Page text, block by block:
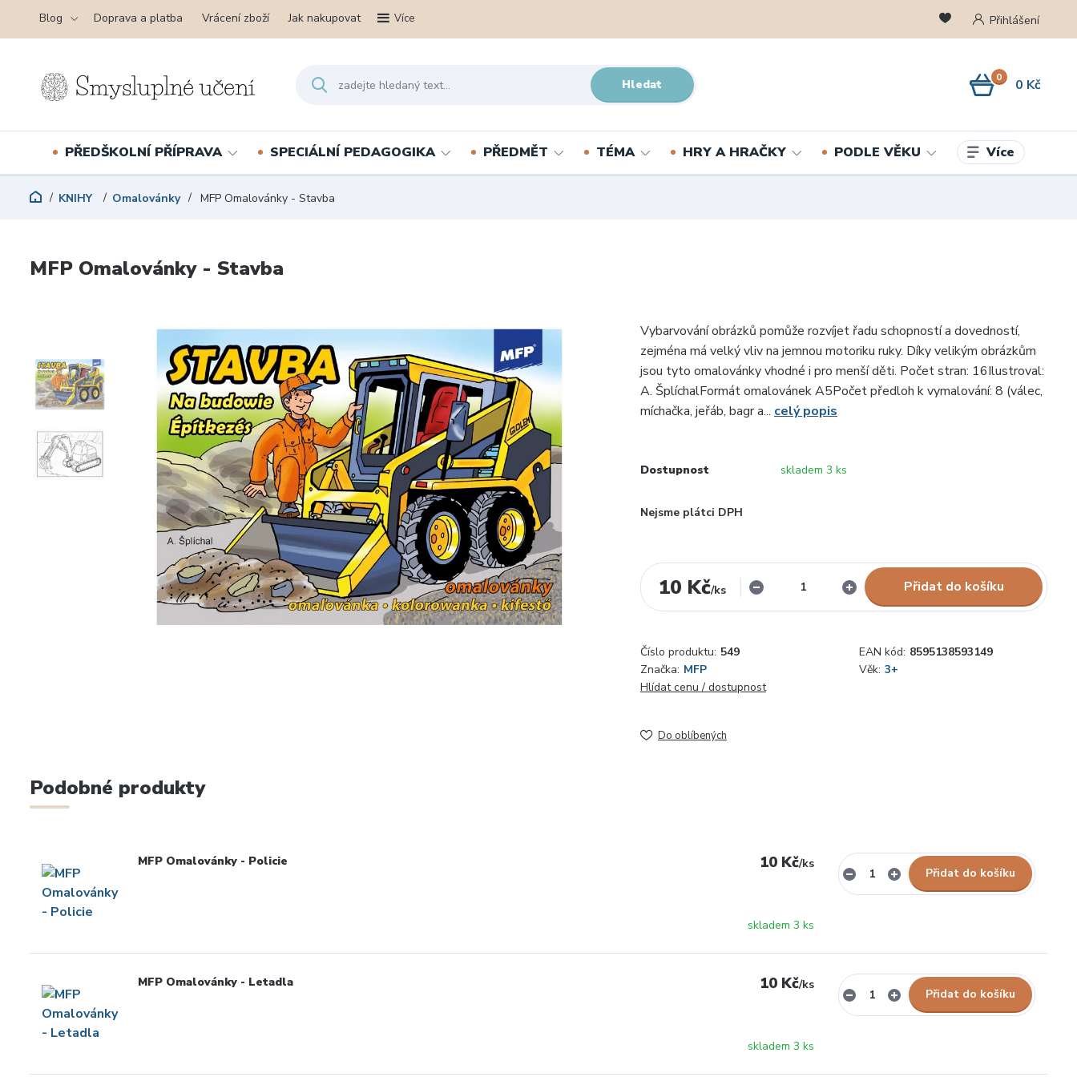
Blog Doprava a platba Vrácení zboží Jak nakupovat Více Přihlášení
Hledat 0 0 Kč
PŘEDŠKOLNÍ PŘÍPRAVA SPECIÁLNÍ PEDAGOGIKA PŘEDMĚT TÉMA HRY A HRAČKY PODLE VĚKU Více
KNIHY Omalovánky MFP Omalovánky - Stavba
MFP Omalovánky - Stavba
Vybarvování obrázků pomůže rozvíjet řadu schopností a dovedností,
zejména má velký vliv na jemnou motoriku ruky. Díky velikým obrázkům
jsou tyto omalovánky vhodné i pro menší děti. Počet stran: 16Ilustroval:
A. ŠplíchalFormát omalovánek A5Počet předloh k vymalování: 8 (válec,
míchačka, jeřáb, bagr a... celý popis
Dostupnost skladem 3 ks
Nejsme plátci DPH
10 Kč/ks Přidat do košíku
Číslo produktu: 549 EAN kód: 8595138593149
Značka: MFP Věk: 3+
Hlídat cenu / dostupnost
Do oblíbených
Podobné produkty
MFP Omalovánky - Policie 10 Kč/ks
skladem 3 ks
Přidat do košíku
MFP Omalovánky - Letadla 10 Kč/ks
skladem 3 ks
Přidat do košíku